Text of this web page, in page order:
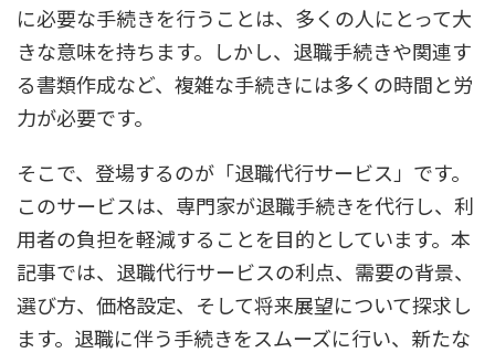
に必要な手続きを行うことは、多くの人にとって大
きな意味を持ちます。しかし、退職手続きや関連す
る書類作成など、複雑な手続きには多くの時間と労
力が必要です。
そこで、登場するのが「退職代行サービス」です。
このサービスは、専門家が退職手続きを代行し、利
用者の負担を軽減することを目的としています。本
記事では、退職代行サービスの利点、需要の背景、
選び方、価格設定、そして将来展望について探求し
ます。退職に伴う手続きをスムーズに行い、新たな